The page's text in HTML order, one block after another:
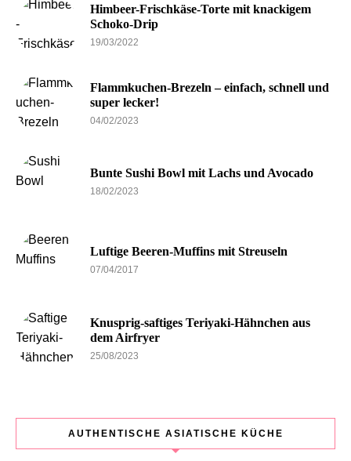
Himbeer-Frischkäse-Torte mit knackigem
Schoko-Drip
19/03/2022
Flammkuchen-Brezeln – einfach, schnell und
super lecker!
04/02/2023
Bunte Sushi Bowl mit Lachs und Avocado
18/02/2023
Luftige Beeren-Muffins mit Streuseln
07/04/2017
Knusprig-saftiges Teriyaki-Hähnchen aus
dem Airfryer
25/08/2023
AUTHENTISCHE ASIATISCHE KÜCHE